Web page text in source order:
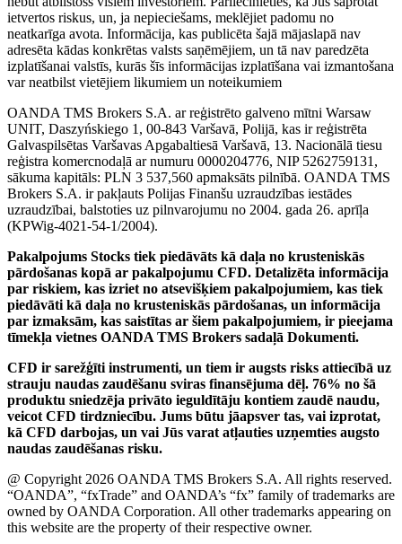
ietvertos riskus, un, ja nepieciešams, meklējiet padomu no
neatkarīga avota. Informācija, kas publicēta šajā mājaslapā nav
adresēta kādas konkrētas valsts saņēmējiem, un tā nav paredzēta
izplatīšanai valstīs, kurās šīs informācijas izplatīšana vai izmantošana
var neatbilst vietējiem likumiem un noteikumiem
OANDA TMS Brokers S.A. ar reģistrēto galveno mītni Warsaw
UNIT, Daszyńskiego 1, 00-843 Varšavā, Polijā, kas ir reģistrēta
Galvaspilsētas Varšavas Apgabaltiesā Varšavā, 13. Nacionālā tiesu
reģistra komercnodaļā ar numuru 0000204776, NIP 5262759131,
sākuma kapitāls: PLN 3 537,560 apmaksāts pilnībā. OANDA TMS
Brokers S.A. ir pakļauts Polijas Finanšu uzraudzības iestādes
uzraudzībai, balstoties uz pilnvarojumu no 2004. gada 26. aprīļa
(KPWig-4021-54-1/2004).
Pakalpojums Stocks tiek piedāvāts kā daļa no krusteniskās
pārdošanas kopā ar pakalpojumu CFD. Detalizēta informācija
par riskiem, kas izriet no atsevišķiem pakalpojumiem, kas tiek
piedāvāti kā daļa no krusteniskās pārdošanas, un informācija
par izmaksām, kas saistītas ar šiem pakalpojumiem, ir pieejama
tīmekļa vietnes OANDA TMS Brokers sadaļā Dokumenti.
CFD ir sarežģīti instrumenti, un tiem ir augsts risks attiecībā uz
strauju naudas zaudēšanu sviras finansējuma dēļ. 76% no šā
produktu sniedzēja privāto ieguldītāju kontiem zaudē naudu,
veicot CFD tirdzniecību. Jums būtu jāapsver tas, vai izprotat,
kā CFD darbojas, un vai Jūs varat atļauties uzņemties augsto
naudas zaudēšanas risku.
@ Copyright 2026 OANDA TMS Brokers S.A. All rights reserved.
“OANDA”, “fxTrade” and OANDA’s “fx” family of trademarks are
owned by OANDA Corporation. All other trademarks appearing on
this website are the property of their respective owner.